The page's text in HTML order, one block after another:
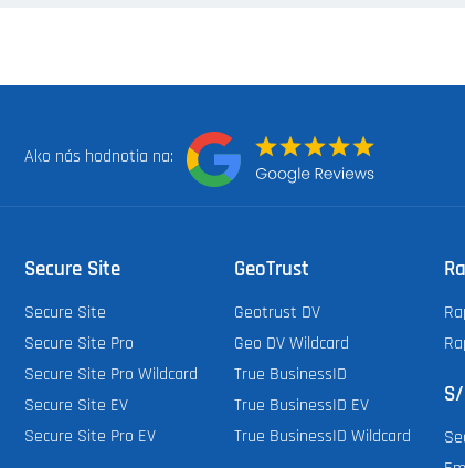
Ako nás hodnotia na:
Secure Site
Secure Site
Secure Site Pro
Secure Site Pro Wildcard
Secure Site EV
Secure Site Pro EV
GeoTrust
Geotrust DV
Geo DV Wildcard
True BusinessID
True BusinessID EV
True BusinessID Wildcard